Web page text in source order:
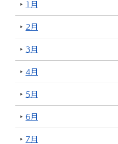
1月
2月
3月
4月
5月
6月
7月